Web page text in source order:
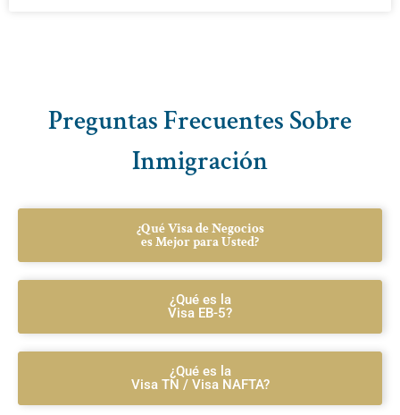
Preguntas Frecuentes Sobre
Inmigración
¿Qué Visa de Negocios
es Mejor para Usted?
¿Qué es la
Visa EB-5?
¿Qué es la
Visa TN / Visa NAFTA?